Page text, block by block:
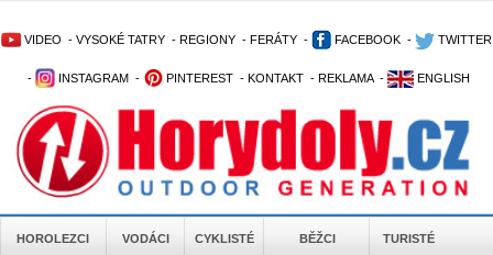
VIDEO - VYSOKÉ TATRY - REGIONY - FERÁTY - FACEBOOK - TWITTER
- INSTAGRAM - PINTEREST - KONTAKT - REKLAMA - ENGLISH
HOROLEZCI VODÁCI CYKLISTÉ BĚŽCI TURISTÉ